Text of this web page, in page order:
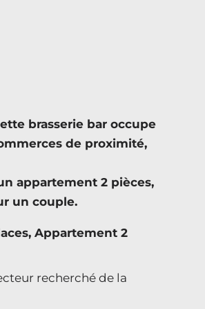
brasserie bar occupe
de proximité,
appartement 2 pièces,
un couple.
Appartement 2
recherché de la